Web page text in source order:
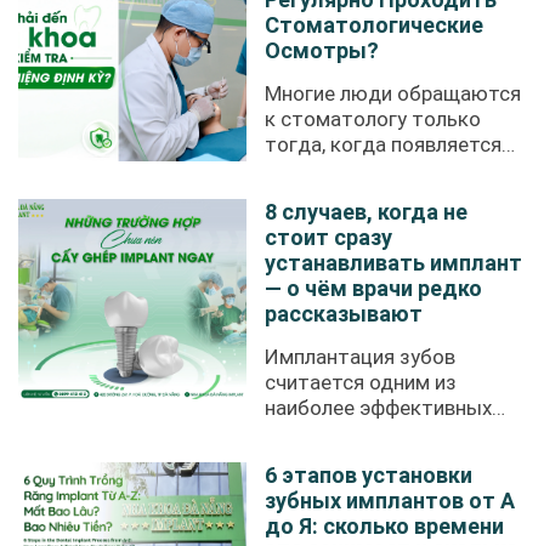
Стоматологические
Осмотры?
Многие люди обращаются
к стоматологу только
тогда, когда появляется
8 случаев, когда не
стоит сразу
устанавливать имплант
— о чём врачи редко
рассказывают
Имплантация зубов
считается одним из
наиболее эффективных
6 этапов установки
зубных имплантов от А
до Я: сколько времени